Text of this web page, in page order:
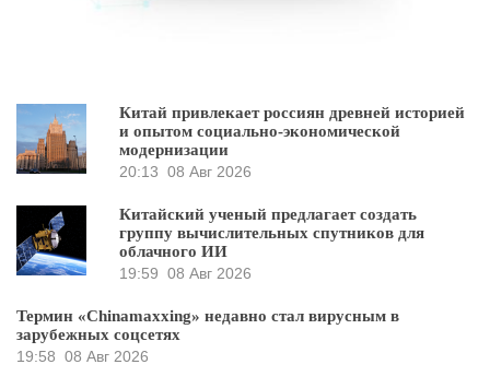
Китай привлекает россиян древней историей
и опытом социально-экономической
модернизации
20:13 08 Авг 2026
Китайский ученый предлагает создать
группу вычислительных спутников для
облачного ИИ
19:59 08 Авг 2026
Термин «Chinamaxxing» недавно стал вирусным в
зарубежных соцсетях
19:58 08 Авг 2026